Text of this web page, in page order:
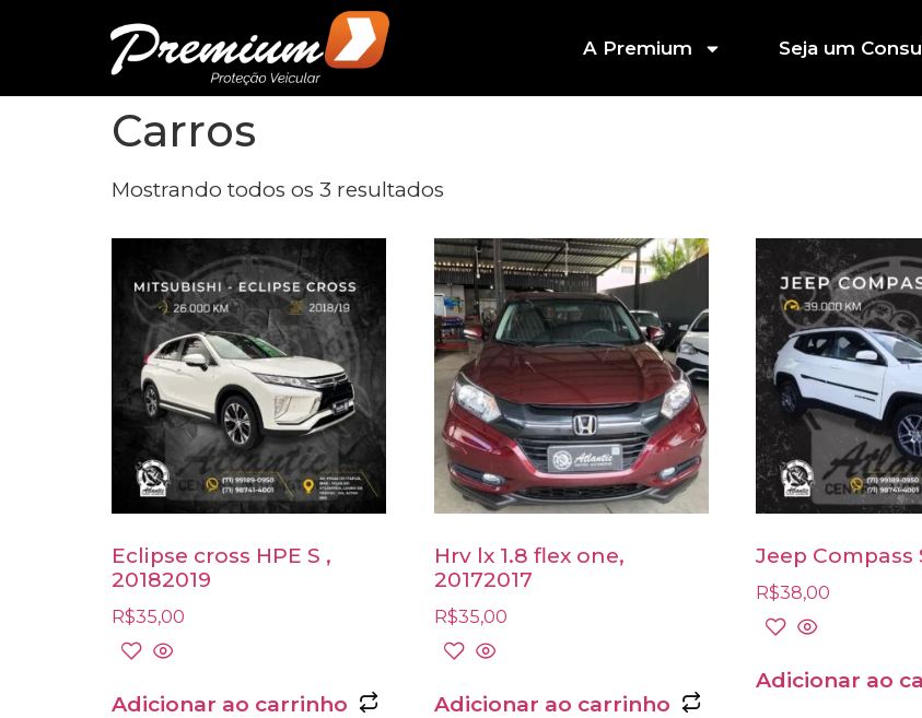
A Premium Seja um
Carros
Mostrando todos os 3 resultados
Eclipse cross HPE S ,
20182019
R$35,00
Adicionar ao carrinho
Hrv lx 1.8 flex one,
20172017
R$35,00
Adicionar ao carrinho
Jeep Compass
R$38,00
Adicionar ao